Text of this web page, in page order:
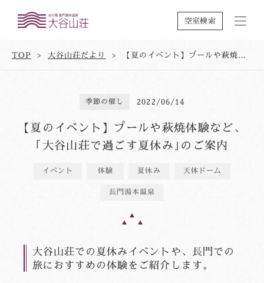
空室検索
TOP 大谷山荘だより 【夏のイベント】プールや萩焼体験など、｢大谷山荘で過ごす夏休み｣のご案内
季節の催し 2022/06/14
【夏のイベント】プールや萩焼体験など、
｢大谷山荘で過ごす夏休み｣のご案内
イベント 体験 夏休み 天体ドーム
長門湯本温泉
大谷山荘での夏休みイベントや、長門での
旅におすすめの体験をご紹介します。